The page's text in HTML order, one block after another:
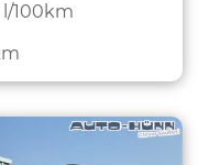
l/100km